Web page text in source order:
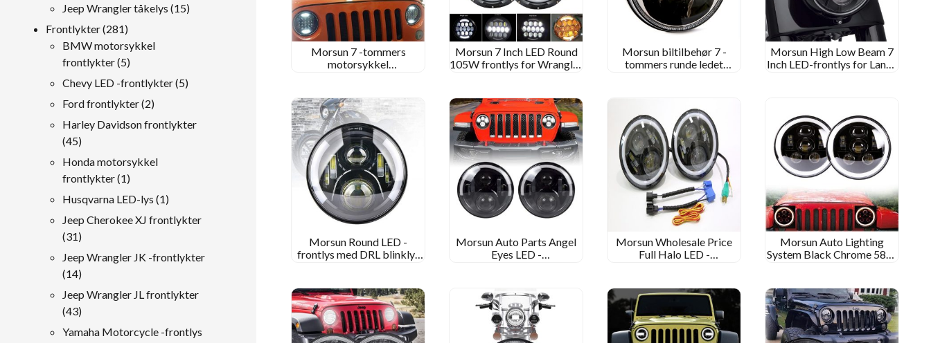
Morsun 7 -tommers
motorsykkel
TJ/LJ
Morsun 7 Inch LED Round
105W frontlys for Wrangler
Morsun biltilbehør 7 -
tommers runde ledet
Morsun High Low Beam 7
Inch LED-frontlys for Lands
Morsun Round LED -
frontlys med DRL blinklys
Morsun Auto Parts Angel
Eyes LED -
Morsun Wholesale Price
Full Halo LED -
Morsun Auto Lighting
System Black Chrome 58W
ubegrenset JK 4 Dør
Jeep Wrangler tåkelys 1515
Frontlykter 281281
Produkter
BMW motorsykkel
frontlykter 55
Produkter
Chevy LED -frontlykter 55
Ford frontlykter 22
Produkter
Harley Davidson frontlykter
4545
Produkter
Honda motorsykkel
frontlykter 11
produkt
Husqvarna LED-lys 11
produkt
Jeep Cherokee XJ frontlykter
3131
Produkter
Jeep Wrangler JK -frontlykter
1414
Produkter
Jeep Wrangler JL frontlykter
4343
Produkter
Yamaha Motorcycle -frontlys